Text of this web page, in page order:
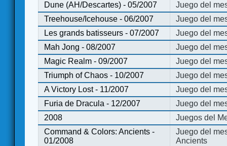
Dune (AH/Descartes) - 05/2007
Juego del
Treehouse/Icehouse - 06/2007
Juego del
Les grands batisseurs - 07/2007
Juego del
Mah Jong - 08/2007
Juego del
Magic Realm - 09/2007
Juego del
Triumph of Chaos - 10/2007
Juego del
A Victory Lost - 11/2007
Juego del
Furia de Dracula - 12/2007
Juego del
2008
Juegos del
Command & Colors: Ancients -
01/2008
Juego del
Ancients